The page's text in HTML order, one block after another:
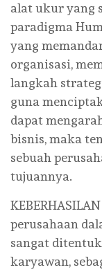
alat ukur yang
paradigma
yang
organisasi,
langkah
guna
dapat
bisnis, maka
sebuah
tujuannya.
perusahaan
sangat
karyawan,